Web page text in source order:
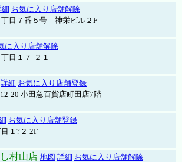
細 お気に入り店舗解除
丁目７番５号 神栄ビル２F
に入り店舗解除
目１７-２１
詳細 お気に入り店舗登録
20 小田急百貨店町田店7階
お気に入り店舗登録
１?２ 2F
村山店 地図 詳細 お気に入り店舗解除